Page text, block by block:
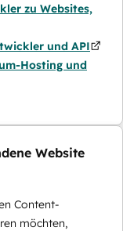
zu Websites,
und API
Hosting und
Website
Content-
möchten,